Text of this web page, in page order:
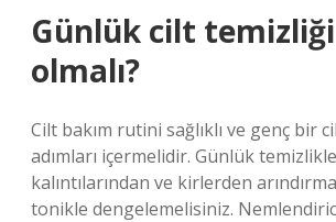
Günlük cilt temizliği
olmalı?
Cilt bakım rutini sağlıklı ve genç bir
adımları içermelidir. Günlük
kalıntılarından ve kirlerden
tonikle dengelemelisiniz.